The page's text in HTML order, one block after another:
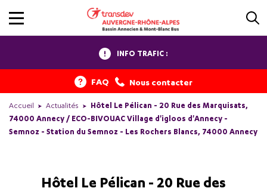
INFO TRAFIC :
FAQ Nous contacter
Accueil Actualités
Hôtel Le Pélican - 20 Rue des Marquisats,
74000 Annecy / ECO-BIVOUAC Village d'igloos d'Annecy -
Semnoz - Station du Semnoz - Les Rochers Blancs, 74000 Annecy
Hôtel Le Pélican - 20 Rue des